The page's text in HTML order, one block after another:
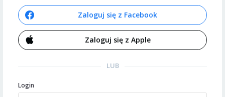
Zaloguj się z Facebook
Zaloguj się z Apple
LUB
Login